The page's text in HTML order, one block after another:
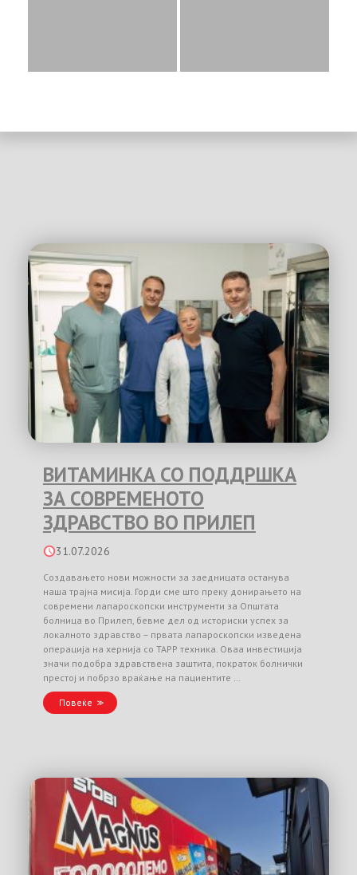
ВИТАМИНКА СО ПОДДРШКА
ЗА СОВРЕМЕНОТО
ЗДРАВСТВО ВО ПРИЛЕП
31.07.2026
Создавањето нови можности за заедницата останува
наша трајна мисија. Горди сме што преку донирањето на
современи лапароскопски инструменти за Општата
болница во Прилеп, бевме дел од историски успех за
локалното здравство – првата лапароскопски изведена
операција на хернија со TAPP техника. Оваа инвестиција
значи подобра здравствена заштита, пократок болнички
престој и побрзо враќање на пациентите …
Повеќе